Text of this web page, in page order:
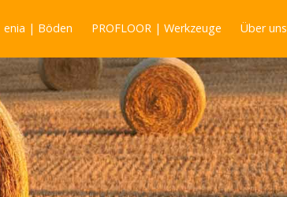
enia | Böden PROFLOOR | Werkzeuge Über uns